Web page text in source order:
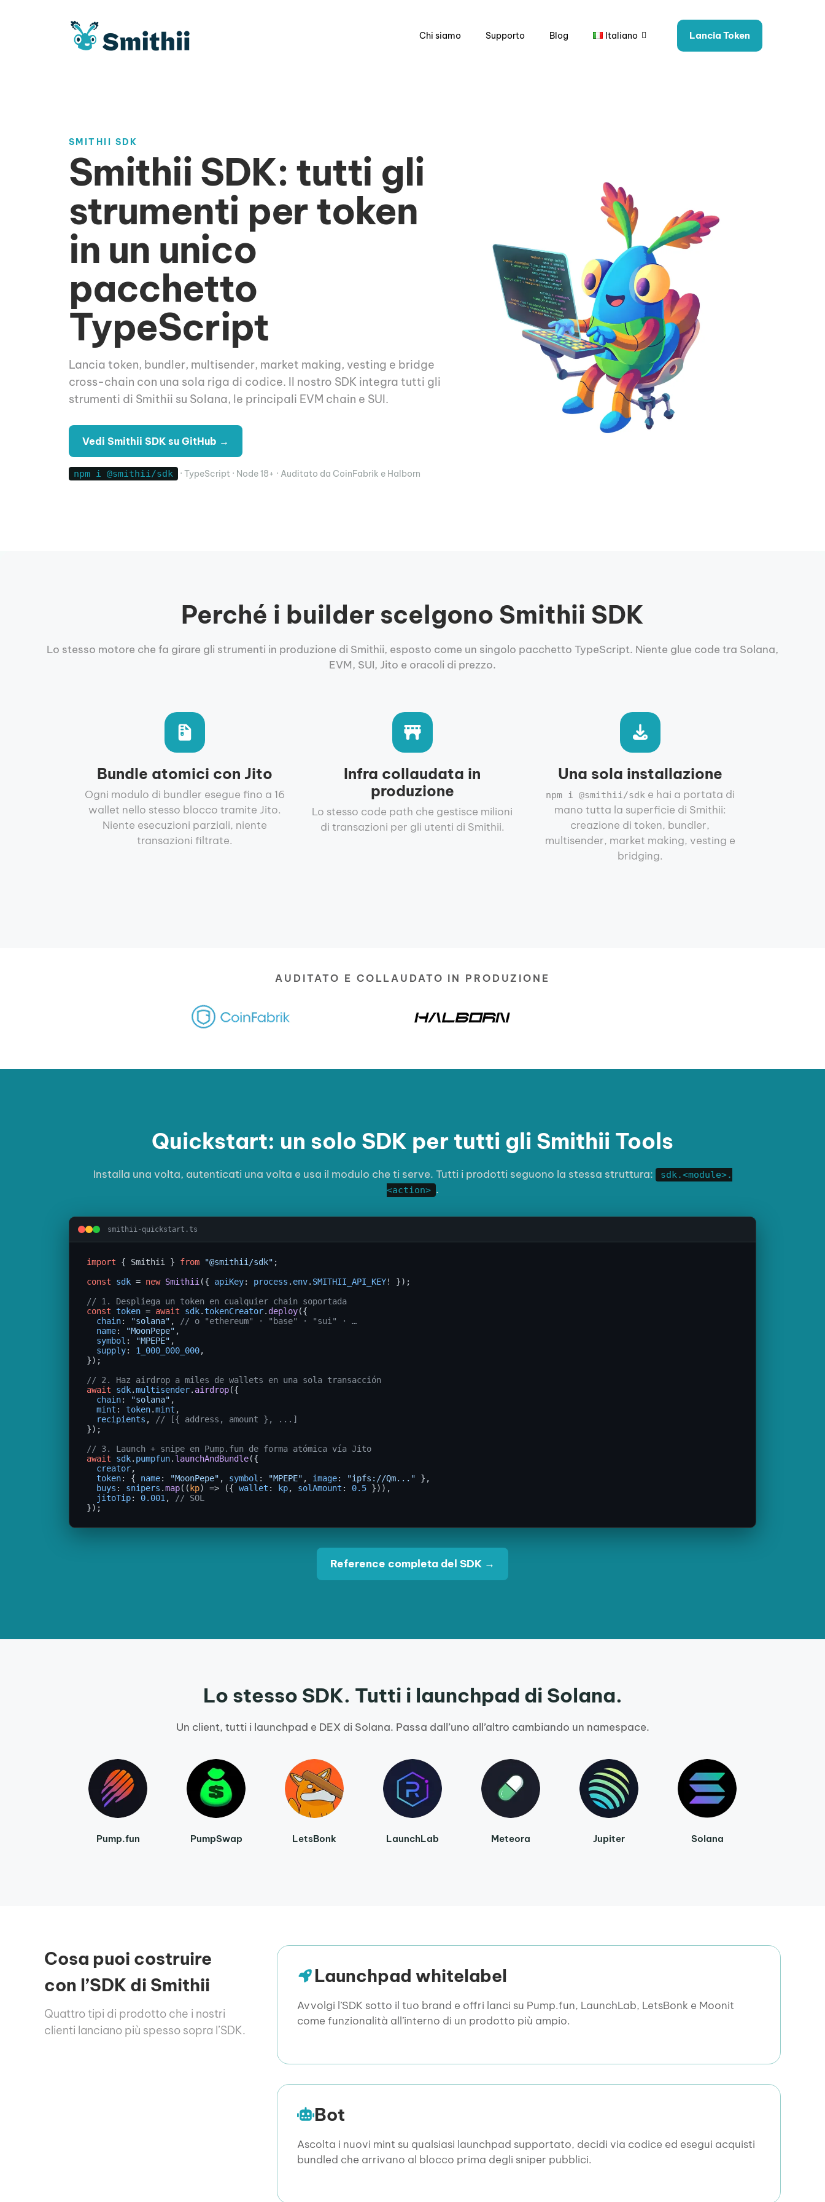
Chi siamo Supporto Blog Italiano Lancia Token
SMITHII SDK
Smithii SDK: tutti gli
strumenti per token
in un unico
pacchetto
TypeScript
Lancia token, bundler, multisender, market making, vesting e bridge
cross-chain con una sola riga di codice. Il nostro SDK integra tutti gli
strumenti di Smithii su Solana, le principali EVM chain e SUI.
Vedi Smithii SDK su GitHub →
npm i @smithii/sdk · TypeScript · Node 18+ · Auditato da CoinFabrik e Halborn
Perché i builder scelgono Smithii SDK
Lo stesso motore che fa girare gli strumenti in produzione di Smithii, esposto come un singolo pacchetto TypeScript. Niente glue code tra Solana,
EVM, SUI, Jito e oracoli di prezzo.
Bundle atomici con Jito
Ogni modulo di bundler esegue fino a 16
wallet nello stesso blocco tramite Jito.
Niente esecuzioni parziali, niente
transazioni filtrate.
Infra collaudata in
produzione
Lo stesso code path che gestisce milioni
di transazioni per gli utenti di Smithii.
Una sola installazione
npm i @smithii/sdke hai a portata di
mano tutta la superficie di Smithii:
creazione di token, bundler,
multisender, market making, vesting e
bridging.
AUDITATO E COLLAUDATO IN PRODUZIONE
Quickstart: un solo SDK per tutti gli Smithii Tools
Installa una volta, autenticati una volta e usa il modulo che ti serve. Tutti i prodotti seguono la stessa struttura:
sdk.<module>.
<action> .
smithii-quickstart.ts
import { Smithii } from "@smithii/sdk" ;
const
sdk = new Smithii({ apiKey: process . env. SMITHII_API_KEY! });
// 1. Despliega un token en cualquier chain soportada
const token = await sdk.tokenCreator. deploy({
chain: "solana" , // o "ethereum" · "base" · "sui" · …
name: "MoonPepe" ,
symbol : "MPEPE" ,
supply: 1_000_000_000,
});
// 2. Haz airdrop a miles de wallets en una sola transacción
await
sdk.multisender. airdrop({
chain: "solana" ,
mint : token.mint ,
recipients , // [{ address, amount }, ...]
});
// 3. Launch + snipe en Pump.fun de forma atómica vía Jito
await
sdk. pumpfun. launchAndBundle({
creator,
token: { name: "MoonPepe" , symbol : "MPEPE" , image: "ipfs://Qm..." },
buys : snipers .map(( kp) => ({ wallet : kp, solAmount : 0.5 })),
jitoTip: 0.001, // SOL
});
Reference completa del SDK →
Lo stesso SDK. Tutti i launchpad di Solana.
Un client, tutti i launchpad e DEX di Solana. Passa dall’uno all’altro cambiando un namespace.
Pump.fun PumpSwap LetsBonk LaunchLab Meteora Jupiter Solana
Cosa puoi costruire
con l’SDK di Smithii
Quattro tipi di prodotto che i nostri
clienti lanciano più spesso sopra l’SDK.
Launchpad whitelabel
Avvolgi l’SDK sotto il tuo brand e offri lanci su Pump.fun, LaunchLab, LetsBonk e Moonit
come funzionalità all’interno di un prodotto più ampio.
Bot
Ascolta i nuovi mint su qualsiasi launchpad supportato, decidi via codice ed esegui acquisti
bundled che arrivano al blocco prima degli sniper pubblici.